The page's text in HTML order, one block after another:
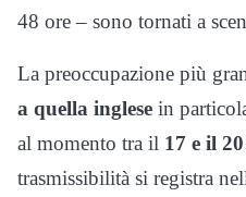
48 ore – sono tornati a
La preoccupazione più
a quella inglese in
al momento tra il 17 e il
trasmissibilità si registra